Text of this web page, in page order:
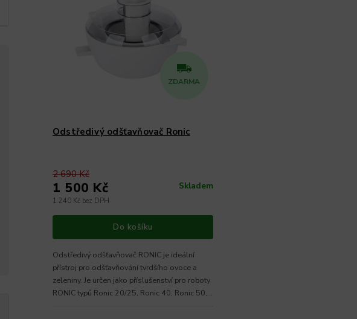
ZDARMA
Odstředivý odšťavňovač Ronic
Skladem
1 240 Kč bez DPH
2 690 Kč
1 500 Kč
Do košíku
Odstředivý odšťavňovač RONIC je ideální
přístroj pro odšťavňování tvrdšího ovoce a
zeleniny. Je určen jako příslušenství pro roboty
RONIC typů Ronic 20/25, Ronic 40, Ronic 50,...